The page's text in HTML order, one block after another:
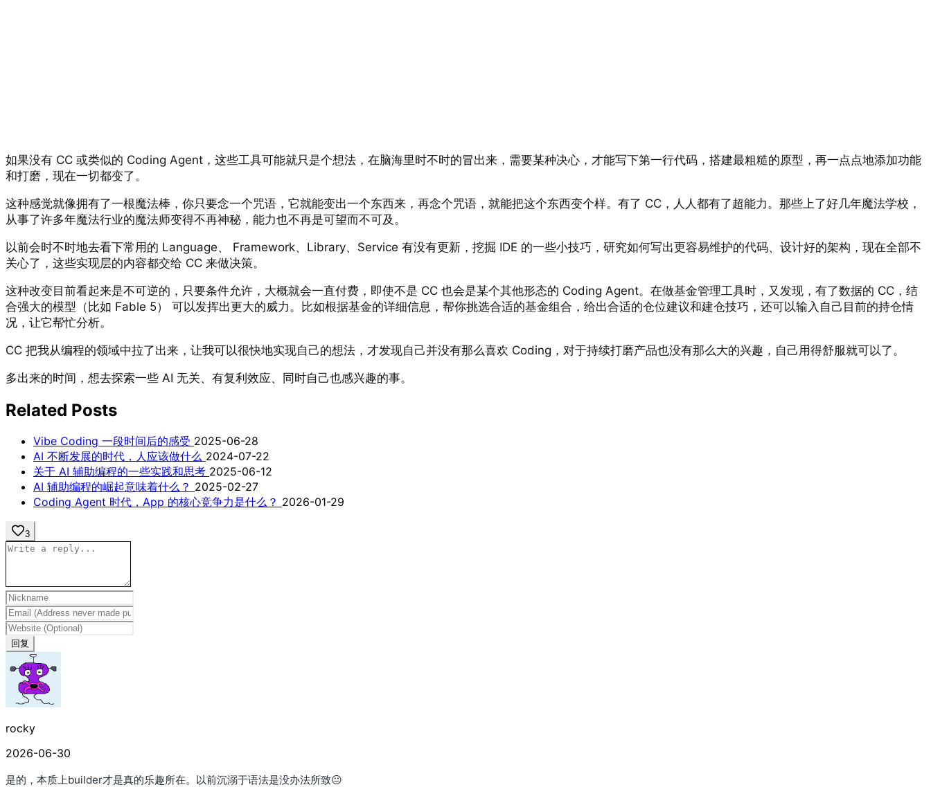
如果没有 CC 或类似的 Coding Agent，这些工具可能就只是个想法，在脑海里时不时的冒出来，需要某种决心，才能写下第一行代码，搭建最粗糙的原型，再一点点地添加功能
和打磨，现在一切都变了。
这种感觉就像拥有了一根魔法棒，你只要念一个咒语，它就能变出一个东西来，再念个咒语，就能把这个东西变个样。有了 CC，人人都有了超能力。那些上了好几年魔法学校，
从事了许多年魔法行业的魔法师变得不再神秘，能力也不再是可望而不可及。
以前会时不时地去看下常用的 Language、 Framework、Library、Service 有没有更新，挖掘 IDE 的一些小技巧，研究如何写出更容易维护的代码、设计好的架构，现在全部不
关心了，这些实现层的内容都交给 CC 来做决策。
这种改变目前看起来是不可逆的，只要条件允许，大概就会一直付费，即使不是 CC 也会是某个其他形态的 Coding Agent。在做基金管理工具时，又发现，有了数据的 CC，结
合强大的模型（比如 Fable 5） 可以发挥出更大的威力。比如根据基金的详细信息，帮你挑选合适的基金组合，给出合适的仓位建议和建仓技巧，还可以输入自己目前的持仓情
况，让它帮忙分析。
CC 把我从编程的领域中拉了出来，让我可以很快地实现自己的想法，才发现自己并没有那么喜欢 Coding，对于持续打磨产品也没有那么大的兴趣，自己用得舒服就可以了。
多出来的时间，想去探索一些 AI 无关、有复利效应、同时自己也感兴趣的事。
Related Posts
Vibe Coding 一段时间后的感受 2025-06-28
AI 不断发展的时代，人应该做什么 2024-07-22
关于 AI 辅助编程的一些实践和思考 2025-06-12
AI 辅助编程的崛起意味着什么？ 2025-02-27
Coding Agent 时代，App 的核心竞争力是什么？ 2026-01-29
3
回复
rocky
2026-06-30
是的，本质上builder才是真的乐趣所在。以前沉溺于语法是没办法所致😐